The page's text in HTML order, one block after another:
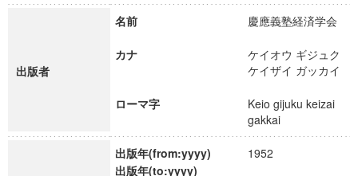
出版者
名前 慶應義塾経済学会
カナ
ケイオウ ギジュク
ケイザイ ガッカイ
ローマ字
Keio gijuku keizai
gakkai
出版年(from:yyyy)
1952
出版年(to:yyyy)